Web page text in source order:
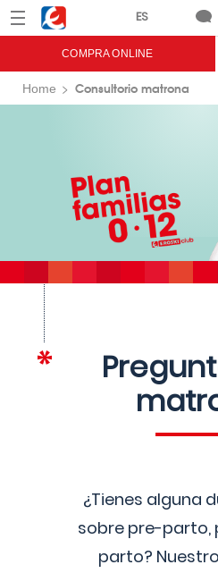
Menú Eroski
COMPRA ONLINE
Home Consultorio matrona
¿Tienes alguna
sobre pre-parto,
parto?